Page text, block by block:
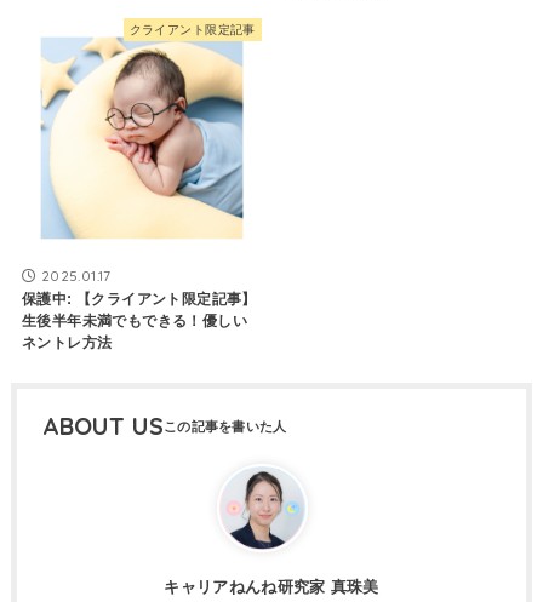
クライアント限定記事
2025.01.17
保護中: 【クライアント限定記事】
生後半年未満でもできる！優しい
ネントレ方法
ABOUT US
キャリアねんね研究家 真珠美